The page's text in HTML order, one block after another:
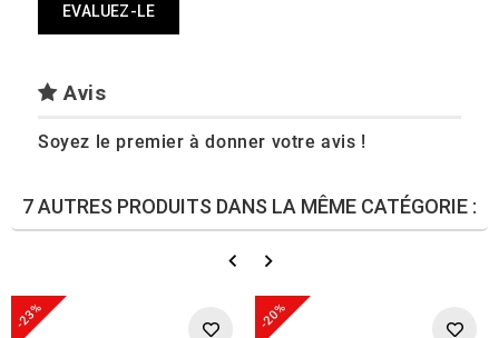
EVALUEZ-LE
Avis
Soyez le premier à donner votre avis !
7 AUTRES PRODUITS DANS LA MÊME CATÉGORIE :
-23% -20%